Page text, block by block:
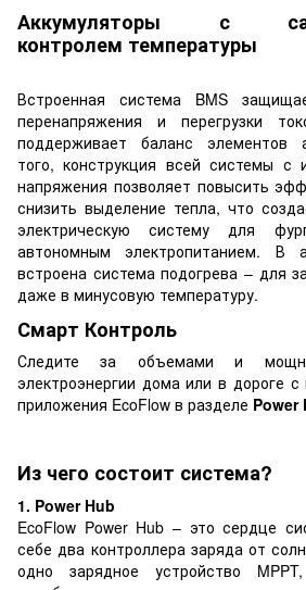
Аккумуляторы с
контролем температуры
Встроенная система BMS
перенапряжения и перегрузки
поддерживает баланс элементов
того, конструкция всей системы с
напряжения позволяет повысить
снизить выделение тепла, что
электрическую систему для
автономным электропитанием. В
встроена система подогрева – для
даже в минусовую температуру.
Смарт Контроль
Следите за объемами и
электроэнергии дома или в дороге
приложения EcoFlow в разделе Power
Из чего состоит система?
1. Power Hub
EcoFlow Power Hub – это сердце
себе два контроллера заряда от
одно зарядное устройство